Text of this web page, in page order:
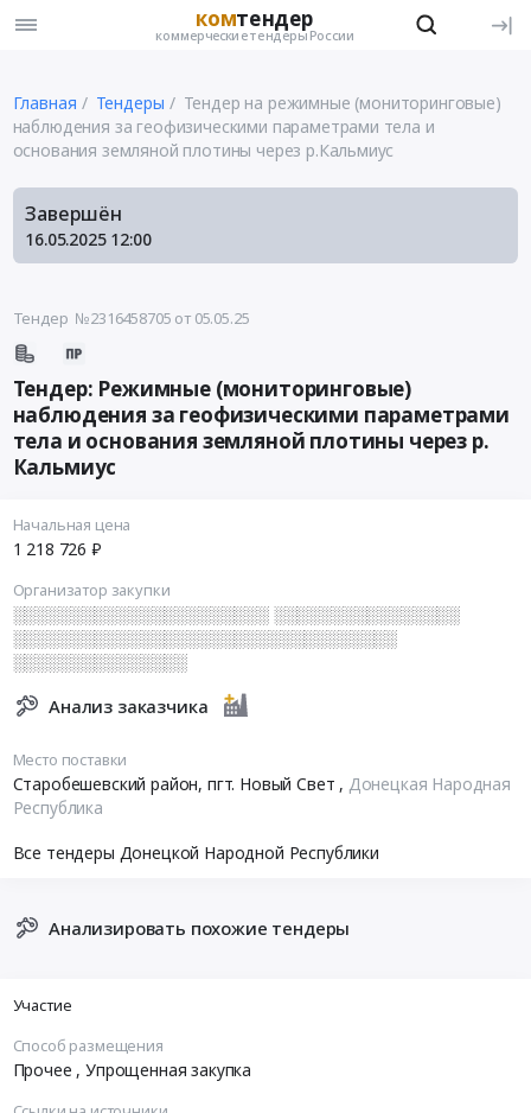
комтендер
коммерческие тендеры России
Главная Тендеры
Тендер на режимные (мониторинговые)
наблюдения за геофизическими параметрами тела и
основания земляной плотины через р.Кальмиус
Завершён
16.05.2025 12:00
Тендер №2316458705 от 05.05.25
Тендер: Режимные (мониторинговые)
наблюдения за геофизическими параметрами
тела и основания земляной плотины через р.
Кальмиус
Начальная цена
1 218 726 ₽
Организатор закупки
░░░░░░░░░░░░░░░░░░░░░░ ░░░░░░░░░░░░░░░░
░░░░░░░░░░░░░░░░░░░░░░░░░░░░░░░░░
░░░░░░░░░░░░░░░
Анализ заказчика
Место поставки
Старобешевский район, пгт. Новый Свет , Донецкая Народная
Республика
Все тендеры Донецкой Народной Республики
Анализировать похожие тендеры
Участие
Способ размещения
Прочее , Упрощенная закупка